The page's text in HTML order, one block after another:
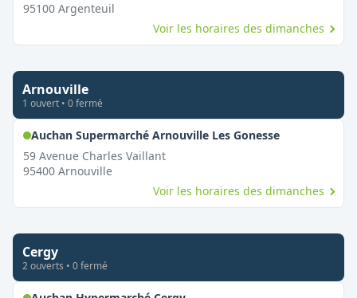
95100 Argenteuil
Voir les horaires des dimanches
Arnouville
1 ouvert • 0fermé
Auchan Supermarché Arnouville Les Gonesse,
59 Avenue Charles Vaillant
95400 Arnouville
Voir les horaires des dimanches
Cergy
2ouverts • 0fermé